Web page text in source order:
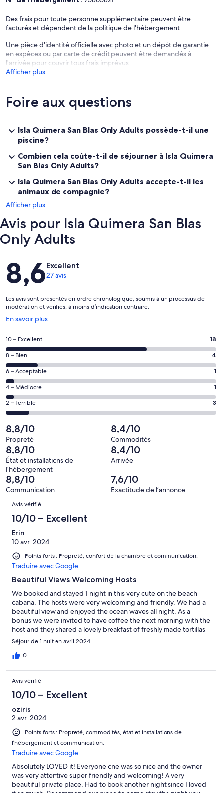
Des frais pour toute personne supplémentaire peuvent être
facturés et dépendent de la politique de l'hébergement
Une pièce d'identité officielle avec photo et un dépôt de garantie
en espèces ou par carte de crédit peuvent être demandés à
l'arrivée pour couvrir tous frais imprévus
Afficher plus
Foire aux questions
Isla Quimera San Blas Only Adults possède-t-il une
piscine?
Combien cela coûte-t-il de séjourner à Isla Quimera
San Blas Only Adults?
Isla Quimera San Blas Only Adults accepte-t-il les
animaux de compagnie?
Afficher plus
Avis pour Isla Quimera San Blas
Only Adults
Avis
8,6Excellent
27 avis
Les avis sont présentés en ordre chronologique, soumis à un processus de
modération et vérifiés, à moins d’indication contraire.
En savoir plus
S’ouvre
une
nouvelle
fenêtre
Note
de 10
–
Excellent,
d’après
18 avis
sur 27.
10 – Excellent 18
Note
de 8
–
Bien,
d’après
4 avis
8 – Bien 4
Note
de 6
–
Acceptable,
d’après
1 avis
sur 27.
6 – Acceptable 1
Note
de 4
–
d’après
1 avis
sur 27.
4 – Médiocre 1
Note
de 2
–
Terrible,
d’après
3 avis
sur 27.
2 – Terrible 3
8,8/10
Propreté
8,4/10
Commodités
8,8/10
État et installations de
l’hébergement
8,4/10
Arrivée
8,8/10
Communication
7,6/10
Exactitude de l’annonce
Avis
Avis vérifié
10/10 – Excellent
Erin
10 avr. 2024
Points forts : Propreté, confort de la chambre et communication.
Traduire avec Google
Beautiful Views Welcoming Hosts
We booked and stayed 1 night in this very cute on the beach
cabana. The hosts were very welcoming and friendly. We had a
beautiful view and enjoyed the ocean waves all night. As a
bonus we were invited to have coffee the next morning with the
host and they shared a lovely breakfast of freshly made tortillas
and cheese creme & veggies.
Séjour de 1 nuit en avril 2024
0
Avis vérifié
10/10 – Excellent
oziris
2 avr. 2024
Points forts : Propreté, commodités, état et installations de
l’hébergement et communication.
Traduire avec Google
Absolutely LOVED it! Everyone one was so nice and the owner
was very attentive super friendly and welcoming! A very
beautiful private place. Had to book another night since I loved